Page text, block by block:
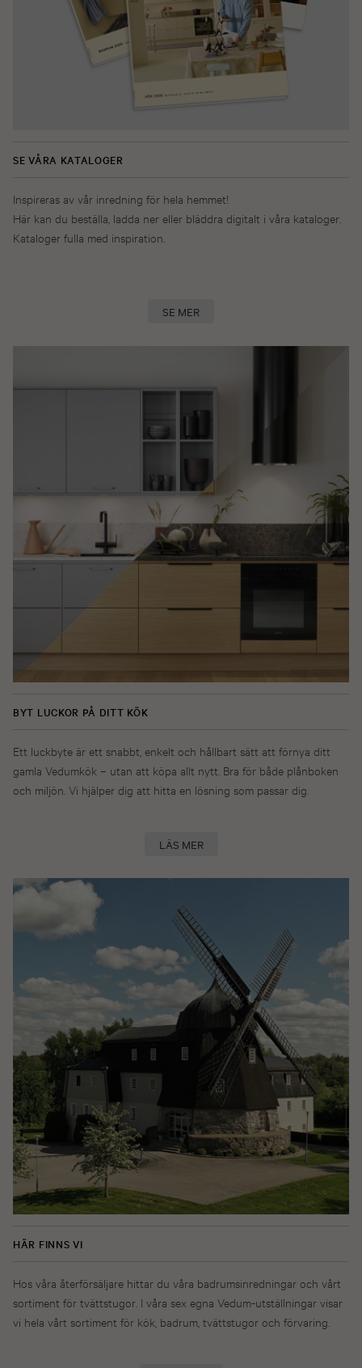
SE VÅRA KATALOGER
Inspireras av vår inredning för hela hemmet!
Här kan du beställa, ladda ner eller bläddra digitalt i våra kataloger.
Kataloger fulla med inspiration.
SE MER
BYT LUCKOR PÅ DITT KÖK
Ett luckbyte är ett snabbt, enkelt och hållbart sätt att förnya ditt
gamla Vedumkök – utan att köpa allt nytt. Bra för både plånboken
och miljön. Vi hjälper dig att hitta en lösning som passar dig.
LÄS MER
HÄR FINNS VI
Hos våra återförsäljare hittar du våra badrumsinredningar och vårt
sortiment för tvättstugor. I våra sex egna Vedum-utställningar visar
vi hela vårt sortiment för kök, badrum, tvättstugor och förvaring.